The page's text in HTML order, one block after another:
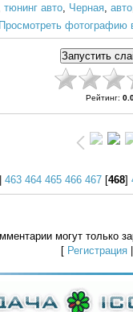
тюнинг авто, Черная, авто,
Просмотреть фотографию
Рейтинг:
463 464 465 466 467[468]
могут только
[ Регистрация |